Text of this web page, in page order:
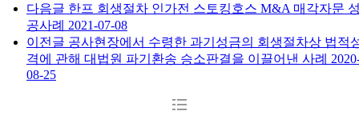
다음글 한프 회생절차 인가전 스토킹호스 M&A 매각자문
공사례 2021-07-08
이전글 공사현장에서 수령한 과기성금의 회생절차상 법적
격에 관해 대법원 파기환송 승소판결을 이끌어낸 사례
08-25